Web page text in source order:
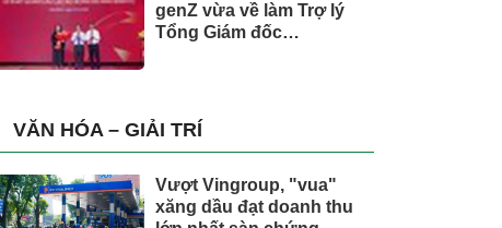
genZ vừa về làm Trợ lý
Tổng Giám đốc
trụ, nắm giữ khối tài sản
hàng nghìn tỷ
VĂN HÓA – GIẢI TRÍ
Vượt Vingroup, "vua"
xăng dầu đạt doanh thu